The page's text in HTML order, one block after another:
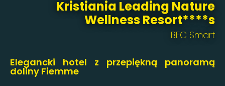
Kristiania Leading Nature
Wellness Resort****s
BFC Smart
Elegancki hotel z przepiękną panoramą
doliny Fiemme